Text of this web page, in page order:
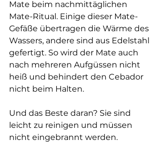
Mate beim nachmittäglichen
Mate-Ritual. Einige dieser Mate-
Gefäße übertragen die Wärme des
Wassers, andere sind aus Edelstahl
gefertigt. So wird der Mate auch
nach mehreren Aufgüssen nicht
heiß und behindert den Cebador
nicht beim Halten.
Und das Beste daran? Sie sind
leicht zu reinigen und müssen
nicht eingebrannt werden.